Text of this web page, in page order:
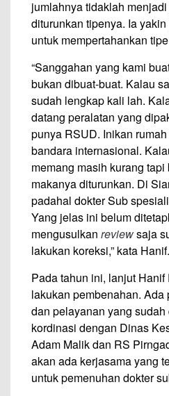
jumlahnya tidaklah
diturunkan tipenya. Ia
untuk mempertahankan
“Sanggahan yang kami
bukan dibuat-buat. Kalau
sudah lengkap kali lah.
datang peralatan yang
punya RSUD. Inikan
bandara internasional.
memang masih kurang
makanya diturunkan. Di
padahal dokter Sub
Yang jelas ini belum
mengusulkan reviewsaja
lakukan koreksi,” kata Hanif.
Pada tahun ini, lanjut
lakukan pembenahan. Ada
dan pelayanan yang
kordinasi dengan Dinas
Adam Malik dan RS
akan ada kerjasama yang
untuk pemenuhan dokter